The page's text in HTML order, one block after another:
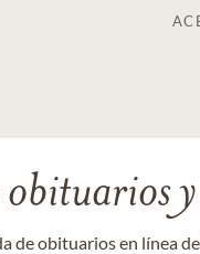
obituarios
de obituarios en línea